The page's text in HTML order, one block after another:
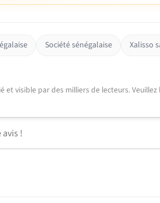
Société sénégalaise Xalisso
et visible par des milliers de lecteurs.